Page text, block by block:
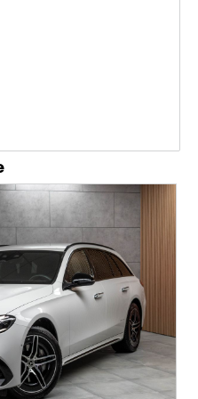
(AVM)
řidiče